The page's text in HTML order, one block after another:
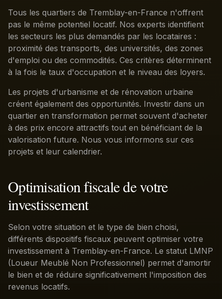
Tous les quartiers de Tremblay-en-France n'offrent
pas le même potentiel locatif. Nos experts identifient
les secteurs les plus demandés par les locataires :
proximité des transports, des universités, des zones
d'emploi ou des commodités. Ces critères déterminent
à la fois le taux d'occupation et le niveau des loyers.
Les projets d'urbanisme et de rénovation urbaine
créent également des opportunités. Investir dans un
quartier en transformation permet souvent d'acheter
à des prix encore attractifs tout en bénéficiant de la
valorisation future. Nous vous informons sur ces
projets et leur calendrier.
Optimisation fiscale de votre
investissement
Selon votre situation et le type de bien choisi,
différents dispositifs fiscaux peuvent optimiser votre
investissement à Tremblay-en-France. Le statut LMNP
(Loueur Meublé Non Professionnel) permet d'amortir
le bien et de réduire significativement l'imposition des
revenus locatifs.